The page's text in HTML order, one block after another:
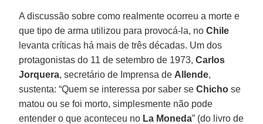
A discussão sobre como realmente ocorreu a morte e
que tipo de arma utilizou para provocá-la, noChile
levanta críticas há mais de três décadas. Um dos
protagonistas do 11 de setembro de 1973,Carlos
Jorquera, secretário de Imprensa de Allende,
sustenta: “Quem se interessa por saber seChicho se
matou ou se foi morto, simplesmente não pode
entender o que aconteceu no La Moneda” (do livro de